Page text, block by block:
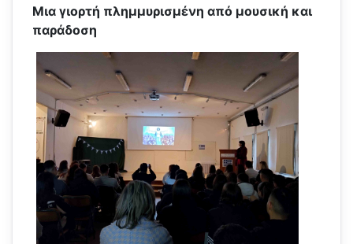
Μια γιορτή πλημμυρισμένη από μουσική και
παράδοση